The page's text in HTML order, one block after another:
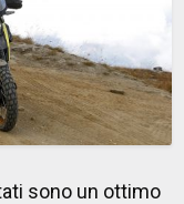
sono un ottimo